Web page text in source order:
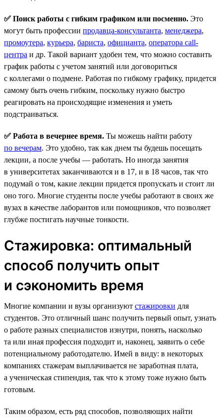
✅ Поиск работы с гибким графиком или посменно. Это
могут быть профессии продавца-консультанта, менеджера,
промоутера, курьера, бариста, официанта, оператора call-
центра и др. Такой вариант удобен тем, что можно составить
график работы с учетом занятий или договориться
с коллегами о подмене. Работая по гибкому графику, придется
самому быть очень гибким, поскольку нужно быстро
реагировать на происходящие изменения и уметь
подстраиваться.
✅ Работа в вечернее время. Ты можешь найти работу
по вечерам. Это удобно, так как днем ты будешь посещать
лекции, а после учебы — работать. Но иногда занятия
в университетах заканчиваются и в 17, и в 18 часов, так что
подумай о том, какие лекции придется пропускать и стоит ли
оно того. Многие студенты после учебы работают в своих же
вузах в качестве лаборантов или помощников, что позволяет
глубже постигать научные тонкости.
Стажировка: оптимальный
способ получить опыт
и сэкономить время
Многие компании и вузы организуют стажировки для
студентов. Это отличный шанс получить первый опыт, узнать
о работе разных специалистов изнутри, понять, насколько
та или иная профессия подходит и, наконец, заявить о себе
потенциальному работодателю. Имей в виду: в некоторых
компаниях стажерам выплачивается не заработная плата,
а ученическая стипендия, так что к этому тоже нужно быть
готовым.
Таким образом, есть ряд способов, позволяющих найти